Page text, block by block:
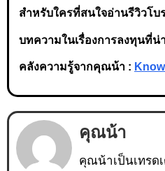
สำหรับใครที่สนใจอ่านรีวิวโบ
บทความในเรื่องการลงทุนที่น่
คลังความรู้จากคุณน้า :
คุณน้า
คุณน้าเป็นเทรด